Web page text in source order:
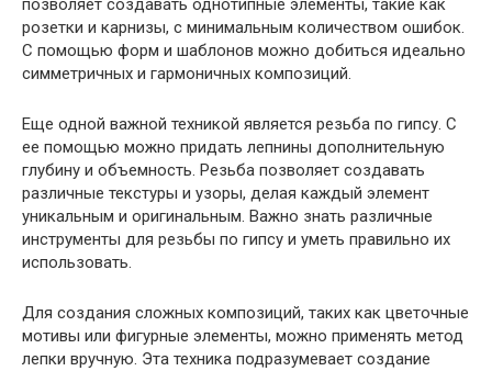
позволяет создавать однотипные элементы, такие как
розетки и карнизы, с минимальным количеством ошибок.
С помощью форм и шаблонов можно добиться идеально
симметричных и гармоничных композиций.
Еще одной важной техникой является резьба по гипсу. С
ее помощью можно придать лепнины дополнительную
глубину и объемность. Резьба позволяет создавать
различные текстуры и узоры, делая каждый элемент
уникальным и оригинальным. Важно знать различные
инструменты для резьбы по гипсу и уметь правильно их
использовать.
Для создания сложных композиций, таких как цветочные
мотивы или фигурные элементы, можно применять метод
лепки вручную. Эта техника подразумевает создание